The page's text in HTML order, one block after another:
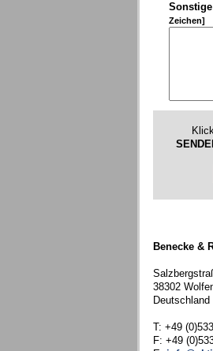
Zeichen]
Benecke &
38302
Deutschland
T: +49
F: +49